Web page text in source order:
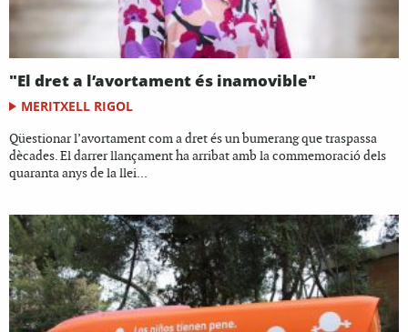
"El dret a l’avortament és inamovible"
MERITXELL RIGOL
Qüestionar l’avortament com a dret és un bumerang que traspassa
dècades. El darrer llançament ha arribat amb la commemoració dels
quaranta anys de la llei...